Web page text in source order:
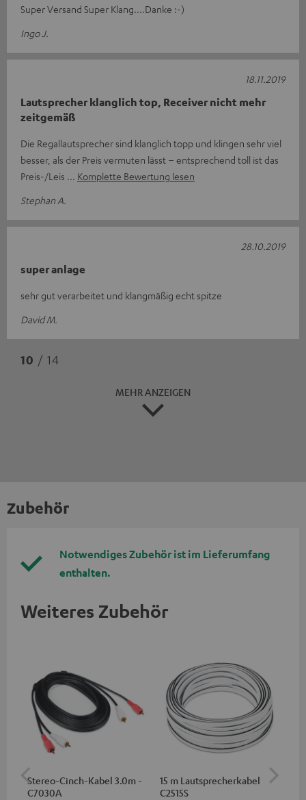
Super Versand Super Klang....Danke :-)
Ingo J.
Lautsprecher klanglich top, Receiver nicht mehr
zeitgemäß
Die Regallautsprecher sind klanglich topp und klingen sehr viel
besser, als der Preis vermuten lässt – entsprechend toll ist das
Preis-/Leis
Komplette Bewertung lesen
Stephan A.
18.11.2019
super anlage
sehr gut verarbeitet und klangmäßig echt spitze
David M.
28.10.2019
10 / 14
MEHR ANZEIGEN
Zubehör
Notwendiges Zubehör ist im Lieferumfang
enthalten.
Weiteres Zubehör
Stereo-Cinch-Kabel 3.0m -
C7030A
15 m Lautsprecherkabel
C2515S